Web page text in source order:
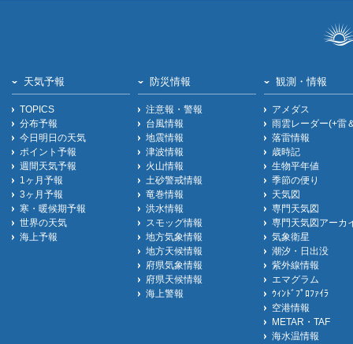
天気予報
TOPICS
分布予報
今日明日の天気
ポイント予報
週間天気予報
1ヶ月予報
3ヶ月予報
寒・暖候期予報
世界の天気
海上予報
防災情報
注意報・警報
台風情報
地震情報
津波情報
火山情報
土砂警戒情報
竜巻情報
洪水情報
スモッグ情報
地方気象情報
地方天候情報
府県気象情報
府県天候情報
海上警報
観測・情報
アメダス
雨雲レーダー(+雷
落雷情報
歳時記
生物平年値
季節の便り
天気図
専門天気図
専門天気図アーカ
気象衛星
潮汐・日出没
紫外線情報
エマグラム
ｳｨﾝﾄﾞﾌﾟﾛﾌｧｲﾗ
空港情報
METAR・TAF
海水温情報